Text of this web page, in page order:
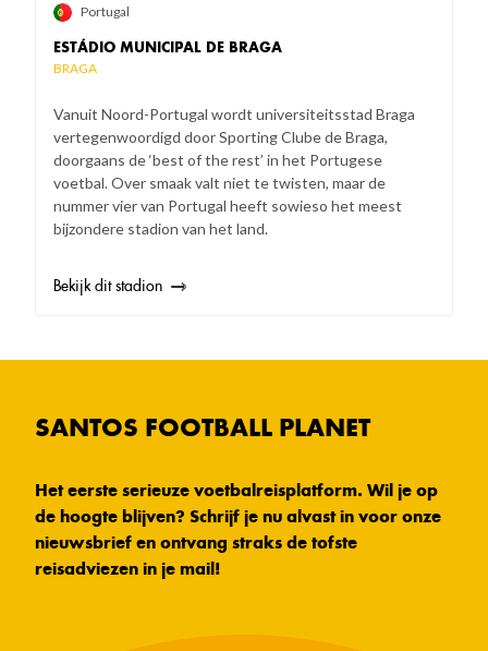
ESTÁDIO MUNICIPAL DE BRAGA
BRAGA
Vanuit Noord-Portugal wordt universiteitsstad Braga
vertegenwoordigd door Sporting Clube de Braga,
doorgaans de ‘best of the rest’ in het Portugese
voetbal. Over smaak valt niet te twisten, maar de
nummer vier van Portugal heeft sowieso het meest
bijzondere stadion van het land.
Portugal
Bekijk dit stadion
SANTOS FOOTBALL PLANET
Het eerste serieuze voetbalreisplatform. Wil je op
de hoogte blijven? Schrijf je nu alvast in voor onze
nieuwsbrief en ontvang straks de tofste
reisadviezen in je mail!